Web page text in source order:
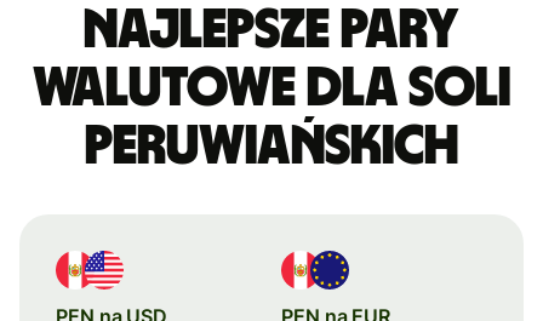
Najlepsze pary
walutowe dla soli
peruwiańskich
PEN na USD PEN na EUR